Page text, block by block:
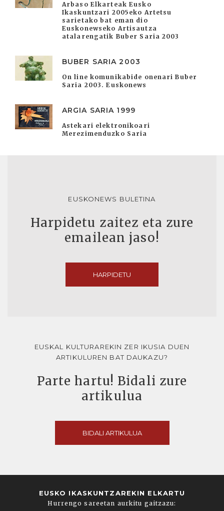
Arbaso Elkarteak Eusko
Ikaskuntzari 2005eko Artetsu
sarietako bat eman dio
Euskonewseko Artisautza
atalarengatik Buber Saria 2003
BUBER SARIA 2003
On line komunikabide onenari Buber
Saria 2003. Euskonews
ARGIA SARIA 1999
Astekari elektronikoari
Merezimenduzko Saria
EUSKONEWS BULETINA
Harpidetu zaitez eta zure
emailean jaso!
HARPIDETU
EUSKAL KULTURAREKIN ZER IKUSIA DUEN
ARTIKULUREN BAT DAUKAZU?
Parte hartu! Bidali zure
artikulua
BIDALI ARTIKULUA
EUSKO IKASKUNTZAREKIN ELKARTU
Hurrengo sareetan aurkitu gaitzazu: